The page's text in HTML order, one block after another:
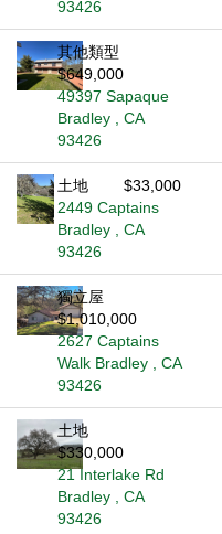
93426
其他類型
$649,000
49397 Sapaque
Bradley , CA
93426
土地
$33,000
2449 Captains
Bradley , CA
93426
獨立屋
$1,010,000
2627 Captains
Walk Bradley , CA
93426
土地
$330,000
21 Interlake Rd
Bradley , CA
93426